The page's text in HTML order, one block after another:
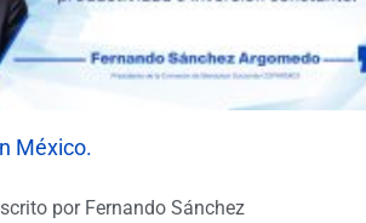
México.
por Fernando Sánchez